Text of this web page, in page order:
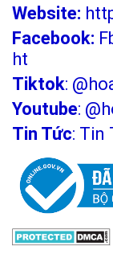
Website:
Facebook:
ht
Tiktok:
Youtube:
Tin Tức: Tin